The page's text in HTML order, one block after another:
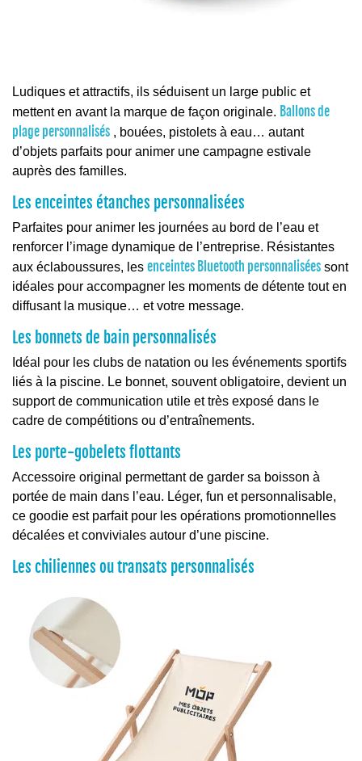
Ludiques et attractifs, ils séduisent un large public et
mettent en avant la marque de façon originale. Ballons de
plage personnalisés , bouées, pistolets à eau… autant
d’objets parfaits pour animer une campagne estivale
auprès des familles.
Les enceintes étanches personnalisées
Parfaites pour animer les journées au bord de l’eau et
renforcer l’image dynamique de l’entreprise. Résistantes
aux éclaboussures, les enceintes Bluetooth personnalisées sont
idéales pour accompagner les moments de détente tout en
diffusant la musique… et votre message.
Les bonnets de bain personnalisés
Idéal pour les clubs de natation ou les événements sportifs
liés à la piscine. Le bonnet, souvent obligatoire, devient un
support de communication utile et très exposé dans le
cadre de compétitions ou d’entraînements.
Les porte-gobelets flottants
Accessoire original permettant de garder sa boisson à
portée de main dans l’eau. Léger, fun et personnalisable,
ce goodie est parfait pour les opérations promotionnelles
décalées et conviviales autour d’une piscine.
Les chiliennes ou transats personnalisés